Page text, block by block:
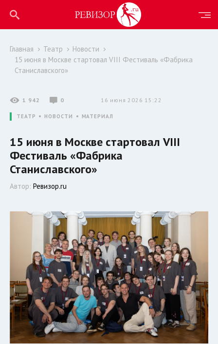
Главная Театр
Новости
15 июня в Москве стартовал VIII Фестиваль «Фабрика
Станиславского»
1 942 0 16 июня 2026 15:22
ТЕАТР НОВОСТИ МАТЕРИАЛ
15 июня в Москве стартовал VIII
Фестиваль «Фабрика
Станиславского»
Автор: Ревизор.ru